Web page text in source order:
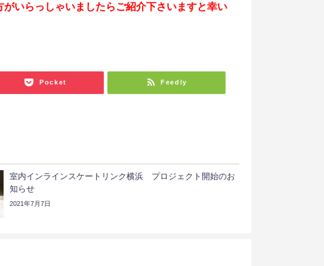
いらっしゃいましたらご紹介下さいますと幸い
Pocket Feedly
室内インラインスケートリンク横浜 プロジェクト開始のお
知らせ
2021年7月7日